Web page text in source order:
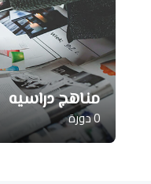
مناهج دراسيه
0 دورة